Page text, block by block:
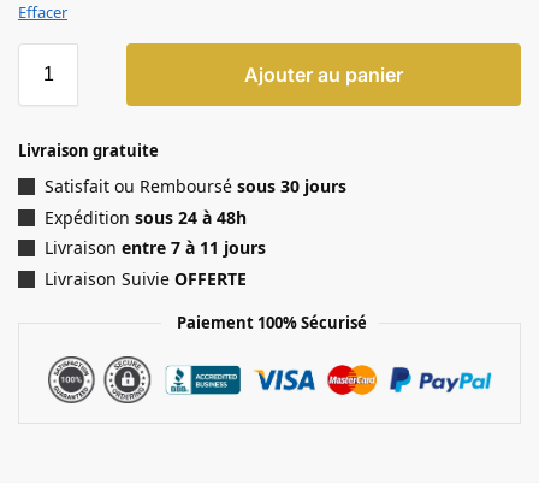
Effacer
Ajouter au panier
Livraison gratuite
Satisfait ou Remboursé sous 30 jours
Expédition sous 24 à 48h
Livraison entre 7 à 11 jours
Livraison Suivie OFFERTE
Paiement 100% Sécurisé